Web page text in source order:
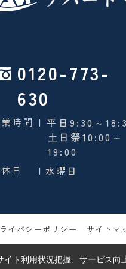
0120-773-
630
時間 | 平日9:30～
土日祭10:00～
19:00
日
| 水曜日
イバシーポリシー サイトマ
イト利用状況把握、サービス